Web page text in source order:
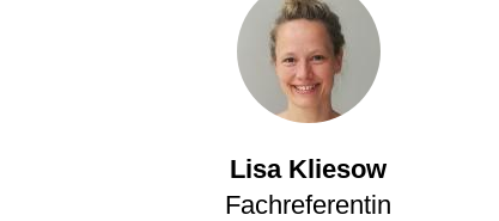
Lisa Kliesow
Fachreferentin